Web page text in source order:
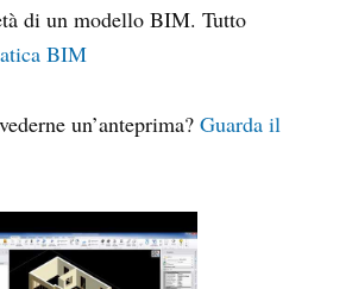
di un modello BIM. Tutto
BIM
un’anteprima? Guarda il